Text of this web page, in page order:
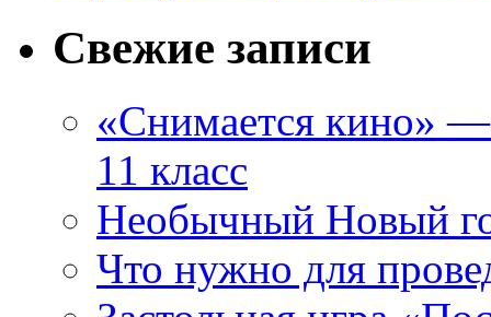
Свежие записи
«Снимается кино» —
11 класс
Необычный Новый
Что нужно для